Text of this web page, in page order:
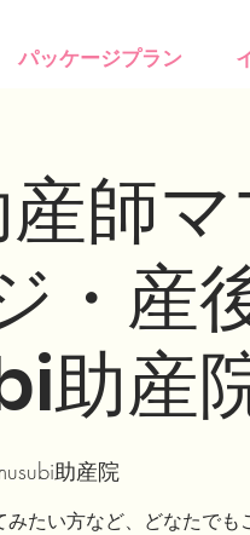
パッケージプラン
師
・産
助産
助産院
たい方など、どなたでも